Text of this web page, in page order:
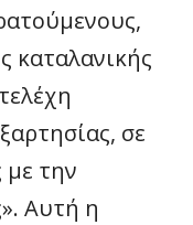
καταλανικής
σε
με την
Αυτή η